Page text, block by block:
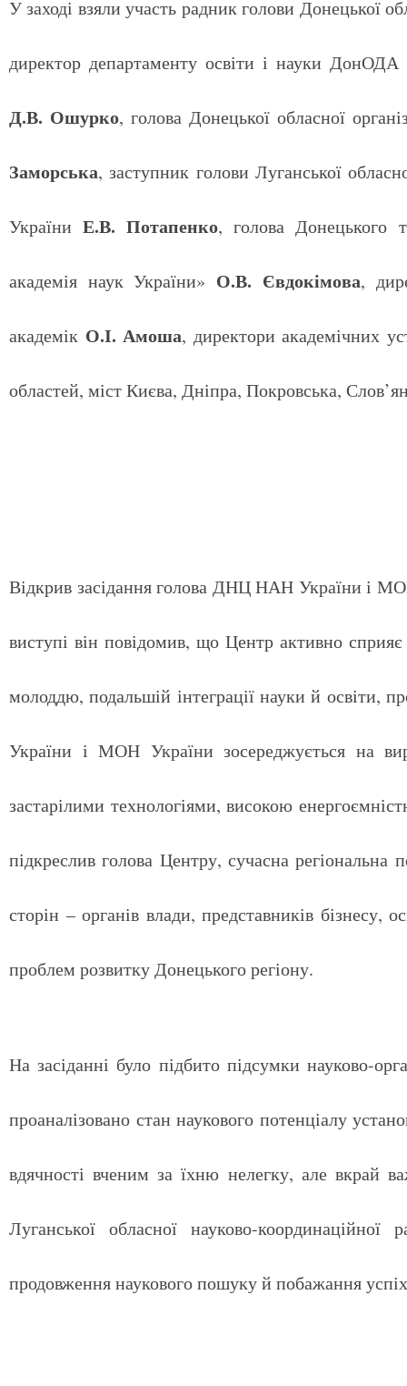
У заході взяли участь радник голови Донецької
директор департаменту освіти і науки ДонОДА
Д.В. Ошурко, голова Донецької обласної
Заморська, заступник голови Луганської
УкраїниЕ.В. Потапенко, голова Донецького
академія наук України» О.В. Євдокімова,
академік О.І. Амоша, директори академічних
областей, міст Києва, Дніпра, Покровська,
Відкрив засідання голова ДНЦ НАН України і
виступі він повідомив, що Центр активно
молоддю, подальшій інтеграції науки й освіти,
України і МОН України зосереджується на
застарілими технологіями, високою
підкреслив голова Центру, сучасна регіональна
сторін – органів влади, представників бізнесу,
проблем розвитку Донецького регіону.
На засіданні було підбито підсумки науково-
проаналізовано стан наукового потенціалу
вдячності вченим за їхню нелегку, але вкрай
Луганської обласної науково-
продовження наукового пошуку й побажання